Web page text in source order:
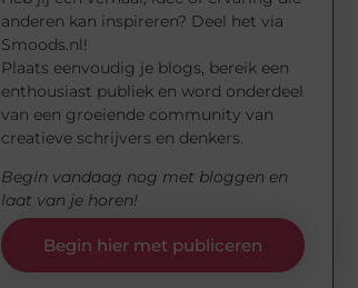
anderen kan inspireren? Deel het via
Smoods.nl!
Plaats eenvoudig je blogs, bereik een
enthousiast publiek en word onderdeel
van een groeiende community van
creatieve schrijvers en denkers.
Begin vandaag nog met bloggen en
laat van je horen!
Begin hier met publiceren